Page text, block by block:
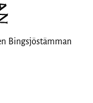
Bingsjöstämman